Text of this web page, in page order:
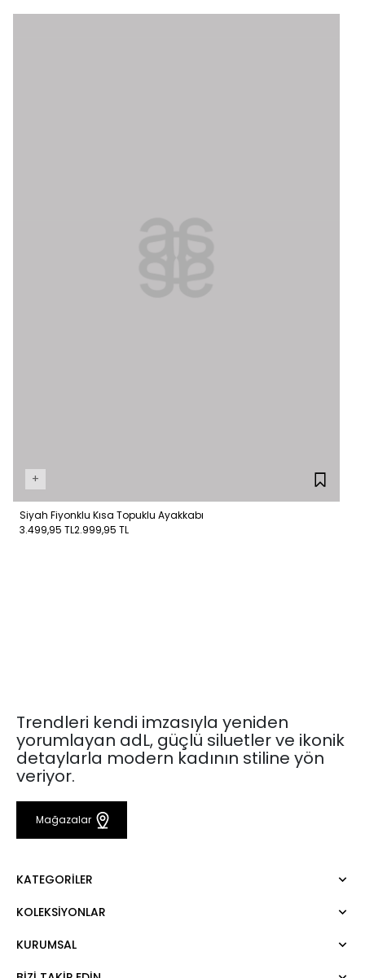
+
Siyah Fiyonklu Kısa Topuklu Ayakkabı
3.499,95 TL2.999,95 TL
Trendleri kendi imzasıyla yeniden
yorumlayan adL, güçlü siluetler ve ikonik
detaylarla modern kadının stiline yön
veriyor.
Mağazalar
KATEGORILER
Elbise
KOLEKSIYONLAR
Mert Aslan
Night Zoom
KURUMSAL